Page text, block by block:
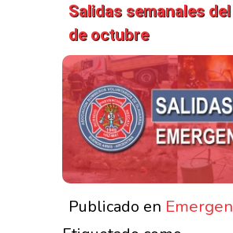
Salidas semanales
de octubre
Publicado en